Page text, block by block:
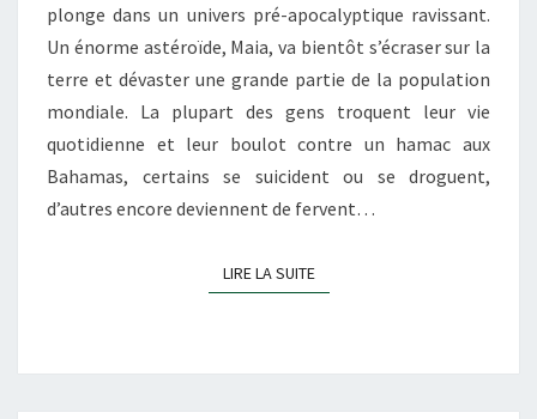
plonge dans un univers pré-apocalyptique ravissant.
Un énorme astéroïde, Maia, va bientôt s’écraser sur la
terre et dévaster une grande partie de la population
mondiale. La plupart des gens troquent leur vie
quotidienne et leur boulot contre un hamac aux
Bahamas, certains se suicident ou se droguent,
d’autres encore deviennent de fervent…
LIRE LA SUITELIRE LA SUITE